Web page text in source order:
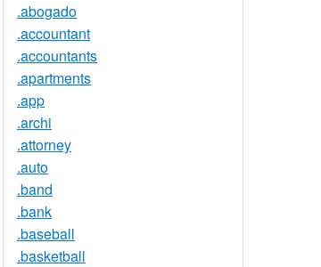
.abogado
.accountant
.accountants
.apartments
.app
.archi
.attorney
.auto
.band
.bank
.baseball
.basketball